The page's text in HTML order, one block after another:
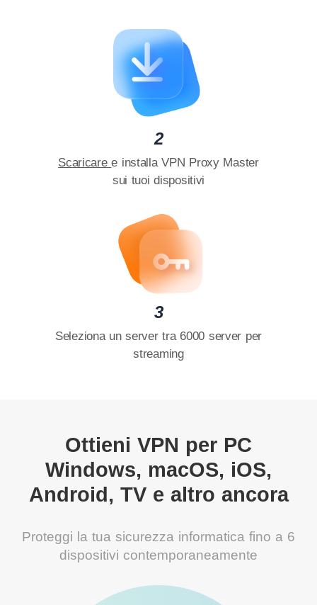
2
Scaricaree installa VPN Proxy Master
sui tuoi dispositivi
3
Seleziona un server tra 6000 server per
streaming
Ottieni VPN per PC
Windows, macOS, iOS,
Android, TV e altro ancora
Proteggi la tua sicurezza informatica fino a 6
dispositivi contemporaneamente